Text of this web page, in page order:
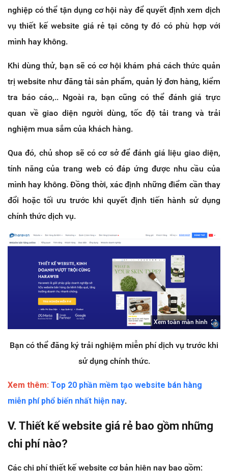
nghiệp có thể tận dụng cơ hội này để quyết định xem dịch
vụ thiết kế website giá rẻ tại công ty đó có phù hợp với
mình hay không.
Khi dùng thử, bạn sẽ có cơ hội khám phá cách thức quản
trị website như đăng tải sản phẩm, quản lý đơn hàng, kiểm
tra báo cáo,.. Ngoài ra, bạn cũng có thể đánh giá trực
quan về giao diện người dùng, tốc độ tải trang và trải
nghiệm mua sắm của khách hàng.
Qua đó, chủ shop sẽ có cơ sở để đánh giá liệu giao diện,
tính năng của trang web có đáp ứng được nhu cầu của
mình hay không. Đồng thời, xác định những điểm cần thay
đổi hoặc tối ưu trước khi quyết định tiến hành sử dụng
chính thức dịch vụ.
Xem toàn màn hình
Bạn có thể đăng ký trải nghiệm miễn phí dịch vụ trước khi
sử dụng chính thức.
Xem thêm: Top 20 phần mềm tạo website bán hàng
miễn phí phổ biến nhất hiện nay.
V. Thiết kế website giá rẻ bao gồm những
chi phí nào?
Các chi phí thiết kế website cơ bản hiện nay bao gồm: